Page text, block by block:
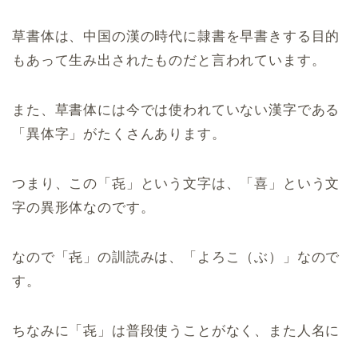
草書体は、中国の漢の時代に隷書を早書きする目的
もあって生み出されたものだと言われています。
また、草書体には今では使われていない漢字である
「異体字」がたくさんあります。
つまり、この「㐂」という文字は、「喜」という文
字の異形体なのです。
なので「㐂」の訓読みは、「よろこ（ぶ）」なので
す。
ちなみに「㐂」は普段使うことがなく、また人名に